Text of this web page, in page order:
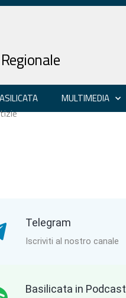
MULTIMEDIA
Telegram
Iscriviti al nostro canale
Basilicata in Podcast